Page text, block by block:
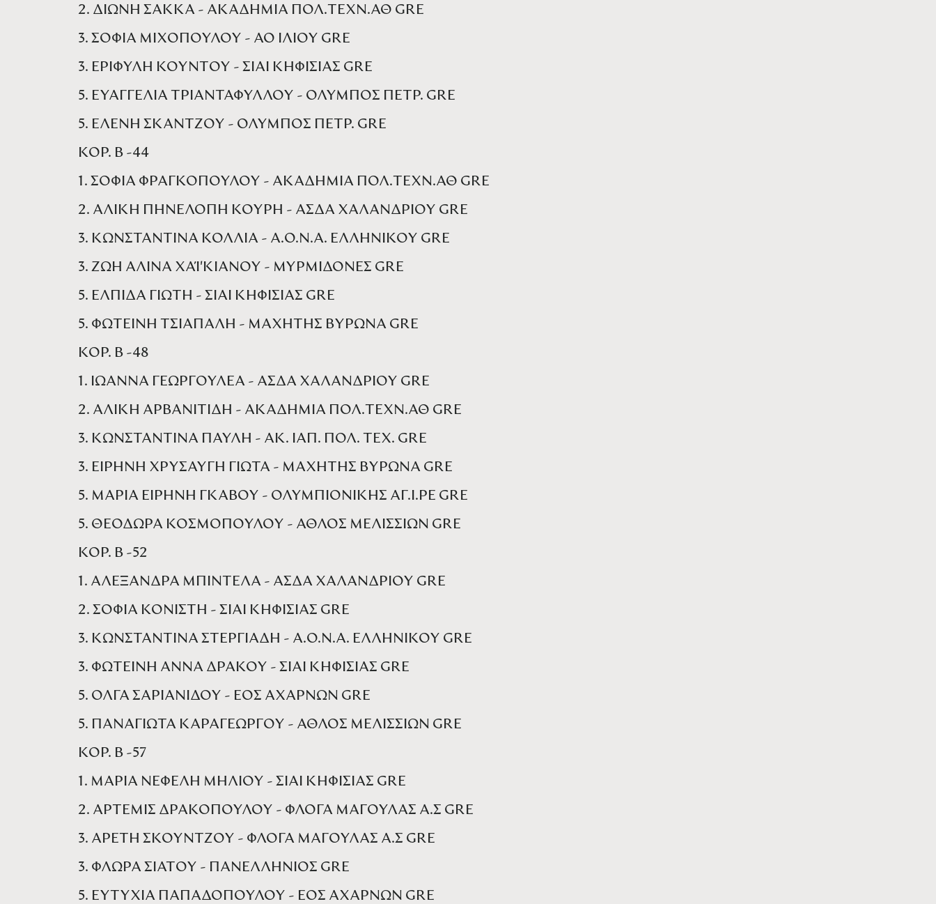
2. ΔΙΩΝΗ ΣΑΚΚΑ - ΑΚΑΔΗΜΙΑ ΠΟΛ.ΤΕΧΝ.ΑΘ GRE
3. ΣΟΦΙΑ ΜΙΧΟΠΟΥΛΟΥ - ΑΟ ΙΛΙΟΥ GRE
3. ΕΡΙΦΥΛΗ ΚΟΥΝΤΟΥ - ΣΙΑΙ ΚΗΦΙΣΙΑΣ GRE
5. ΕΥΑΓΓΕΛΙΑ ΤΡΙΑΝΤΑΦΥΛΛΟΥ - ΟΛΥΜΠΟΣ ΠΕΤΡ. GRE
5. ΕΛΕΝΗ ΣΚΑΝΤΖΟΥ - ΟΛΥΜΠΟΣ ΠΕΤΡ. GRE
ΚΟΡ. Β -44
1. ΣΟΦΙΑ ΦΡΑΓΚΟΠΟΥΛΟΥ - ΑΚΑΔΗΜΙΑ ΠΟΛ.ΤΕΧΝ.ΑΘ GRE
2. ΑΛΙΚΗ ΠΗΝΕΛΟΠΗ ΚΟΥΡΗ - ΑΣΔΑ ΧΑΛΑΝΔΡΙΟΥ GRE
3. ΚΩΝΣΤΑΝΤΙΝΑ ΚΟΛΛΙΑ - Α.Ο.Ν.Α. ΕΛΛΗΝΙΚΟΥ GRE
3. ΖΩΗ ΑΛΙΝΑ ΧΑΊ'ΚΙΑΝΟΥ - ΜΥΡΜΙΔΟΝΕΣ GRE
5. ΕΛΠΙΔΑ ΓΙΩΤΗ - ΣΙΑΙ ΚΗΦΙΣΙΑΣ GRE
5. ΦΩΤΕΙΝΗ ΤΣΙΑΠΑΛΗ - ΜΑΧΗΤΗΣ ΒΥΡΩΝΑ GRE
ΚΟΡ. Β -48
1. ΙΩΑΝΝΑ ΓΕΩΡΓΟΥΛΕΑ - ΑΣΔΑ ΧΑΛΑΝΔΡΙΟΥ GRE
2. ΑΛΙΚΗ ΑΡΒΑΝΙΤΙΔΗ - ΑΚΑΔΗΜΙΑ ΠΟΛ.ΤΕΧΝ.ΑΘ GRE
3. ΚΩΝΣΤΑΝΤΙΝΑ ΠΑΥΛΗ - ΑΚ. ΙΑΠ. ΠΟΛ. ΤΕΧ. GRE
3. ΕΙΡΗΝΗ ΧΡΥΣΑΥΓΗ ΓΙΩΤΑ - ΜΑΧΗΤΗΣ ΒΥΡΩΝΑ GRE
5. ΜΑΡΙΑ ΕΙΡΗΝΗ ΓΚΑΒΟΥ - ΟΛΥΜΠΙΟΝΙΚΗΣ ΑΓ.Ι.ΡΕ GRE
5. ΘΕΟΔΩΡΑ ΚΟΣΜΟΠΟΥΛΟΥ - ΑΘΛΟΣ ΜΕΛΙΣΣΙΩΝ GRE
ΚΟΡ. Β -52
1. ΑΛΕΞΑΝΔΡΑ ΜΠΙΝΤΕΛΑ - ΑΣΔΑ ΧΑΛΑΝΔΡΙΟΥ GRE
2. ΣΟΦΙΑ ΚΟΝΙΣΤΗ - ΣΙΑΙ ΚΗΦΙΣΙΑΣ GRE
3. ΚΩΝΣΤΑΝΤΙΝΑ ΣΤΕΡΓΙΑΔΗ - Α.Ο.Ν.Α. ΕΛΛΗΝΙΚΟΥ GRE
3. ΦΩΤΕΙΝΗ ΑΝΝΑ ΔΡΑΚΟΥ - ΣΙΑΙ ΚΗΦΙΣΙΑΣ GRE
5. ΟΛΓΑ ΣΑΡΙΑΝΙΔΟΥ - ΕΟΣ ΑΧΑΡΝΩΝ GRE
5. ΠΑΝΑΓΙΩΤΑ ΚΑΡΑΓΕΩΡΓΟΥ - ΑΘΛΟΣ ΜΕΛΙΣΣΙΩΝ GRE
ΚΟΡ. Β -57
1. ΜΑΡΙΑ ΝΕΦΕΛΗ ΜΗΛΙΟΥ - ΣΙΑΙ ΚΗΦΙΣΙΑΣ GRE
2. ΑΡΤΕΜΙΣ ΔΡΑΚΟΠΟΥΛΟΥ - ΦΛΟΓΑ ΜΑΓΟΥΛΑΣ Α.Σ GRE
3. ΑΡΕΤΗ ΣΚΟΥΝΤΖΟΥ - ΦΛΟΓΑ ΜΑΓΟΥΛΑΣ Α.Σ GRE
3. ΦΛΩΡΑ ΣΙΑΤΟΥ - ΠΑΝΕΛΛΗΝΙΟΣ GRE
5. ΕΥΤΥΧΙΑ ΠΑΠΑΔΟΠΟΥΛΟΥ - ΕΟΣ ΑΧΑΡΝΩΝ GRE